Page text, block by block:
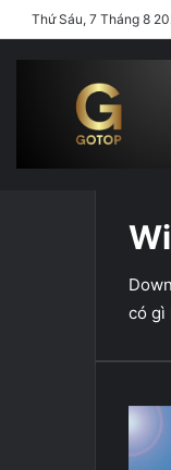
Thứ Sáu, 7 Tháng 8
có gì